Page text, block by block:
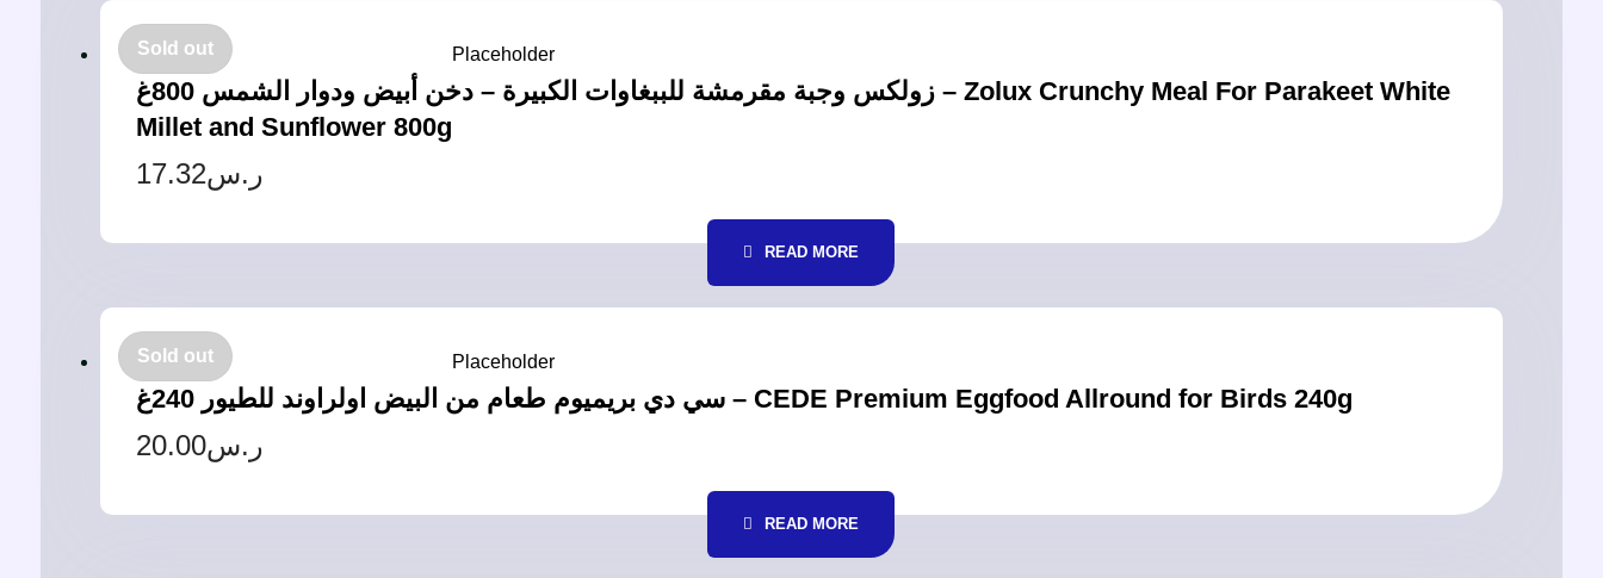
زولكس وجبة مقرمشة للببغاوات الكبيرة – دخن أبيض ودوار الشمس 800غ – Zolux Crunchy Meal For Parakeet White
Millet and Sunflower 800g
ر.س17.32
Sold out
READ MORE
سي دي بريميوم طعام من البيض اولراوند للطيور 240غ – CEDE Premium Eggfood Allround for Birds 240g
ر.س20.00
Sold out
READ MORE